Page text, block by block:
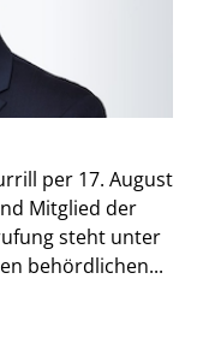
per 17. August
Mitglied der
steht unter
behördlichen...